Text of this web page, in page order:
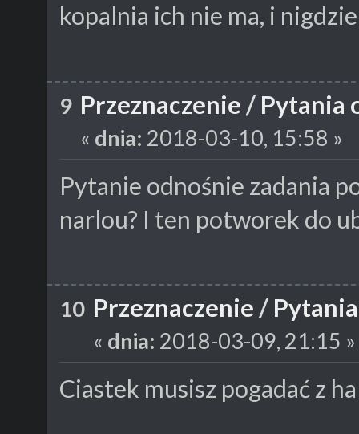
kopalnia ich nie ma, i
9 Przeznaczenie / Pytania
« dnia: 2018-03-10, 15:58 »
Pytanie odnośnie zadania
narlou? I ten potworek do
10 Przeznaczenie /
« dnia: 2018-03-09, 21:15 »
Ciastek musisz pogadać z